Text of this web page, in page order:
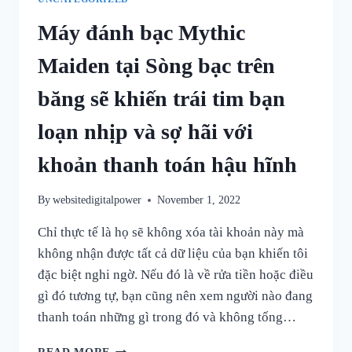
Máy đánh bạc Mythic
Maiden tại Sòng bạc trên
băng sẽ khiến trái tim bạn
loạn nhịp và sợ hãi với
khoản thanh toán hậu hĩnh
By websitedigitalpower November 1, 2022
Chỉ thực tế là họ sẽ không xóa tài khoản này mà
không nhận được tất cả dữ liệu của bạn khiến tôi
đặc biệt nghi ngờ. Nếu đó là về rửa tiền hoặc điều
gì đó tương tự, bạn cũng nên xem người nào đang
thanh toán những gì trong đó và không tống…
MÁY